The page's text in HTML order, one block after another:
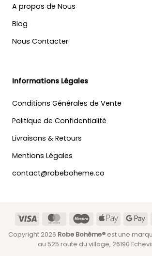
A propos de Nous
Blog
Nous Contacter
Informations Légales
Conditions Générales de Vente
Politique de Confidentialité
Livraisons & Retours
Mentions Légales
contact@robeboheme.co
Visa MasterCardMaestroApple
Copyright 2026 Robe Bohème®est une
au 525 route du village, 26190